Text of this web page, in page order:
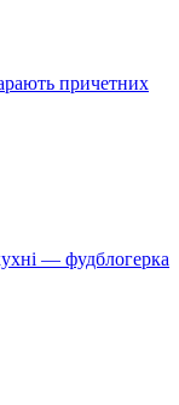
причетних
— фудблогерка